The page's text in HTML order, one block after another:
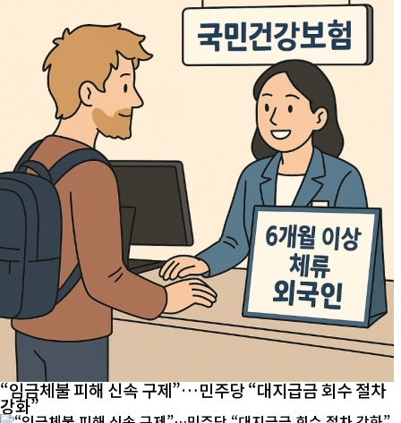
“임금체불 피해 신속 구제”…민주당 “대지급금 회수 절차
강화”